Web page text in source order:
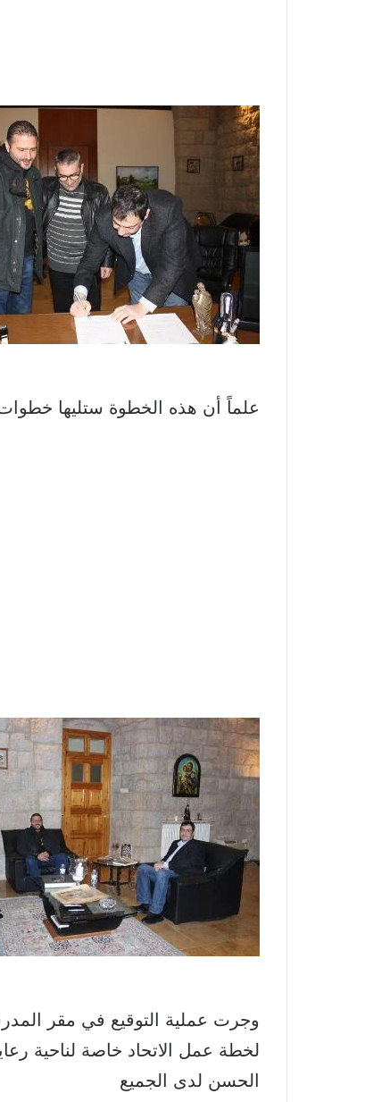
علماً أن هذه الخطوة ستليها
وجرت عملية التوقيع في مقر
لخطة عمل الاتحاد خاصة لناحية
الحسن لدى الجميع